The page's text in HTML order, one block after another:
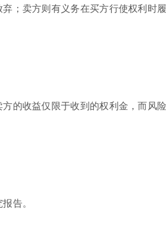
；卖方则有义务在买方行使权利时
的收益仅限于收到的权利金，而风
告。